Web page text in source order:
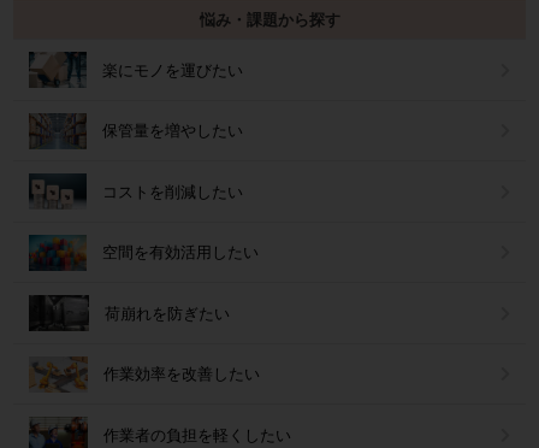
悩み・課題から探す
楽にモノを運びたい
保管量を増やしたい
コストを削減したい
空間を有効活用したい
荷崩れを防ぎたい
作業効率を改善したい
作業者の負担を軽くしたい